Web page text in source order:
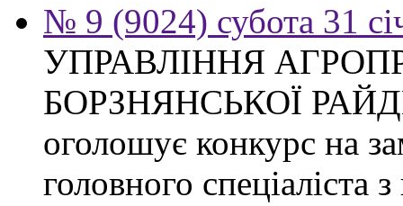
№ 9 (9024) субота 31
УПРАВЛІННЯ
БОРЗНЯНСЬКОЇ
оголошує конкурс на
головного спеціаліста